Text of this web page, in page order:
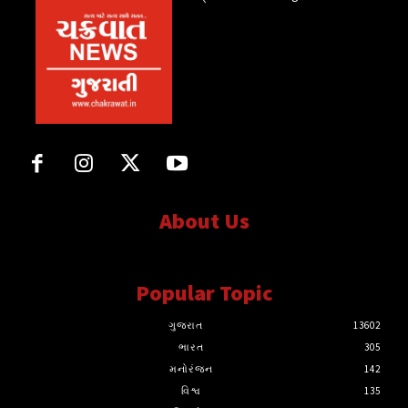
About Us
Popular Topic
ગુજરાત
13602
ભારત
305
મનોરંજન
142
વિશ્વ
135